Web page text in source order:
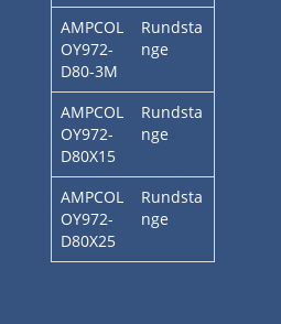
AMPCOL
OY972-
D80-3M
Rundsta
nge
AMPCOL
OY972-
D80X15
Rundsta
nge
AMPCOL
OY972-
D80X25
Rundsta
nge